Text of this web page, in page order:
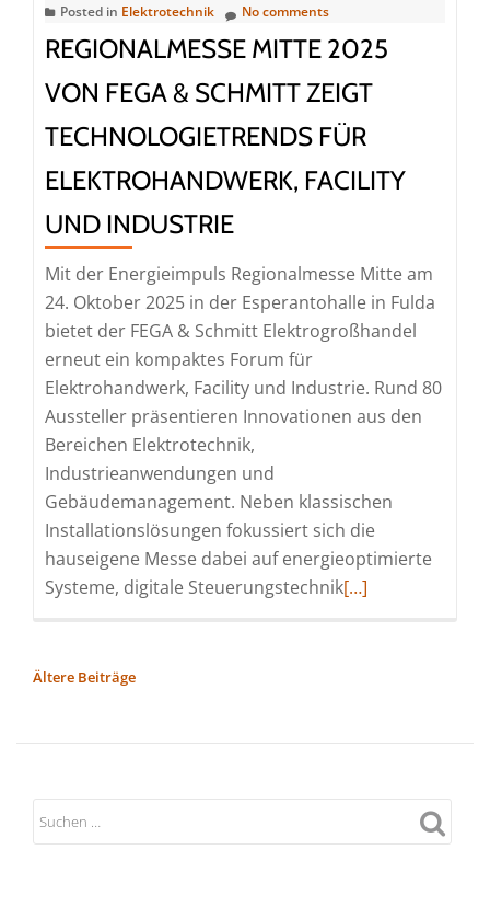
Posted in Elektrotechnik No comments
REGIONALMESSE MITTE 2025
VON FEGA & SCHMITT ZEIGT
TECHNOLOGIETRENDS FÜR
ELEKTROHANDWERK, FACILITY
UND INDUSTRIE
Mit der Energieimpuls Regionalmesse Mitte am
24. Oktober 2025 in der Esperantohalle in Fulda
bietet der FEGA & Schmitt Elektrogroßhandel
erneut ein kompaktes Forum für
Elektrohandwerk, Facility und Industrie. Rund 80
Aussteller präsentieren Innovationen aus den
Bereichen Elektrotechnik,
Industrieanwendungen und
Gebäudemanagement. Neben klassischen
Installationslösungen fokussiert sich die
hauseigene Messe dabei auf energieoptimierte
Systeme, digitale SteuerungstechnikRead
Schmitt
[…]
BEITRAGSNAVIGATION
Ältere Beiträge